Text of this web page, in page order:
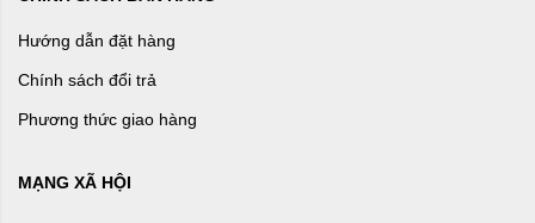
Hướng dẫn đặt hàng
Chính sách đổi trả
Phương thức giao hàng
MẠNG XÃ HỘI